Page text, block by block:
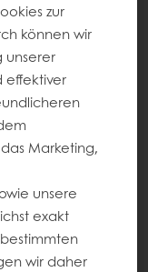
zur
können wir
unserer
effektiver
Marketing,
unsere
exakt
wir daher